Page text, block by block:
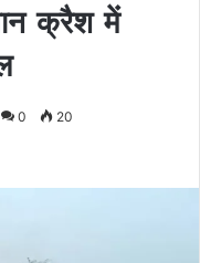
क्रैश में
0 20